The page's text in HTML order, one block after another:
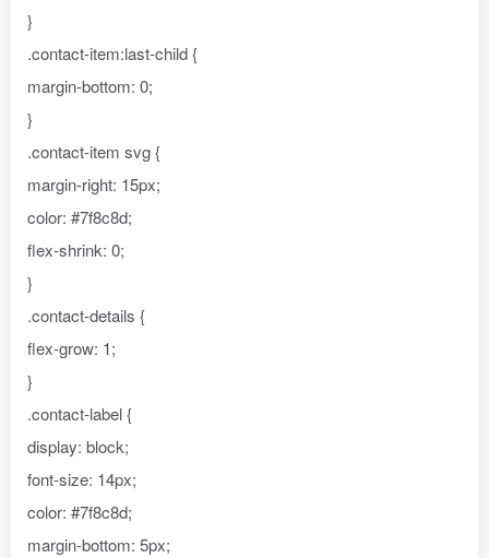
}
.contact-item:last-child {
margin-bottom: 0;
}
.contact-item svg {
margin-right: 15px;
color: #7f8c8d;
flex-shrink: 0;
}
.contact-details {
flex-grow: 1;
}
.contact-label {
display: block;
font-size: 14px;
color: #7f8c8d;
margin-bottom: 5px;